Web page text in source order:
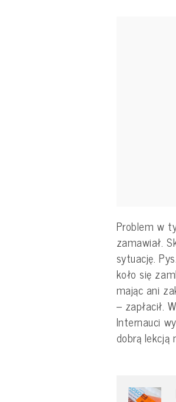
Problem w
zamawiał.
sytuację.
koło się
mając ani
– zapłacił.
Internauci
dobrą lekcją